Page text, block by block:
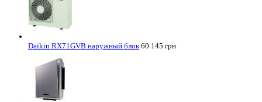
Daikin RX71GVB наружный блок 60 145 грн